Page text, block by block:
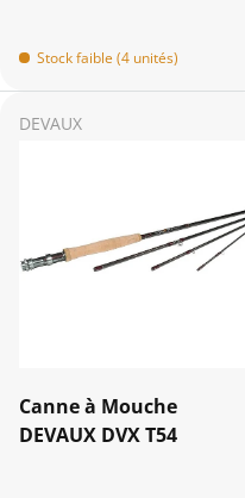
Stock faible (4 unités)
DEVAUX
Canne à Mouche
DEVAUX DVX T54